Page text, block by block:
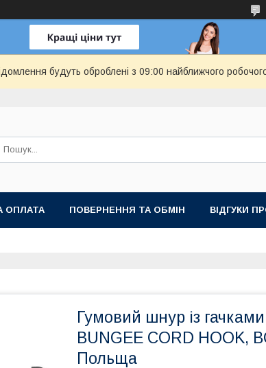
будуть оброблені з 09:00 найближчого
ОПЛАТА ПОВЕРНЕННЯ ТА ОБМІН ВІДГУКИ
Гумовий шнур із
BUNGEE CORD HOOK,
Польща